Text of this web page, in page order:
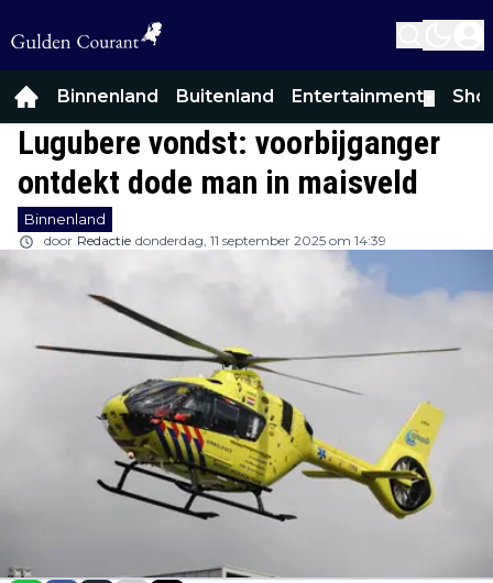
Binnenland Buitenland Entertainment
Lugubere vondst: voorbijganger
ontdekt dode man in maisveld
Binnenland
door Redactie donderdag, 11 september 2025 om 14:39